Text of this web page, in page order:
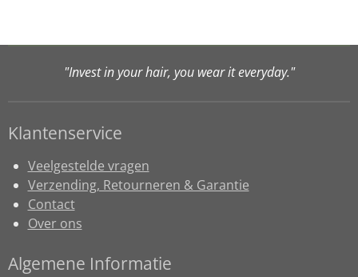
"Invest in your hair, you wear it everyday."
Klantenservice
Veelgestelde vragen
Verzending, Retourneren & Garantie
Contact
Over ons
Algemene Informatie